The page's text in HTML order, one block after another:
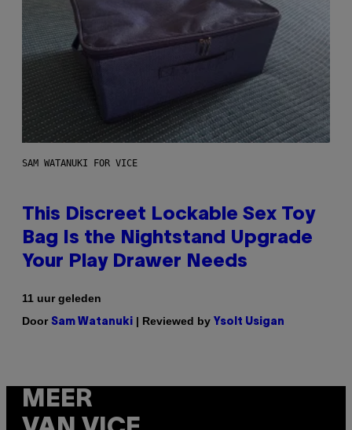
SAM WATANUKI FOR VICE
This Discreet Lockable Sex Toy
Bag Is the Nightstand Upgrade
Your Play Drawer Needs
11 uur geleden
Door Sam Watanuki | Reviewed by Ysolt Usigan
MEER